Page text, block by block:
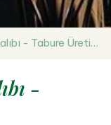
Plastik Enjeksiyon Kalıbı - Tabure Üretimi İçin
-